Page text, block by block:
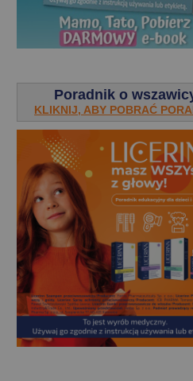
Poradnik o
KLIKNIJ, ABY POBRAĆ